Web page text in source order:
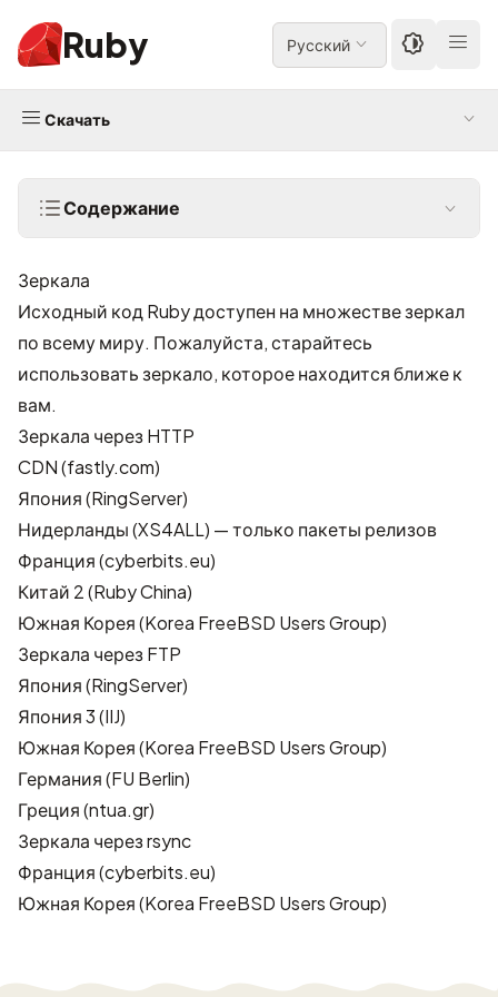
Ruby Русский
Скачать
Содержание
Зеркала
Исходный код Ruby доступен на множестве зеркал
по всему миру. Пожалуйста, старайтесь
использовать зеркало, которое находится ближе к
вам.
Зеркала через HTTP
CDN(fastly.com)
Япония(RingServer)
Нидерланды(XS4ALL) — только пакеты релизов
Франция(cyberbits.eu)
Китай 2(Ruby China)
Южная Корея(Korea FreeBSD Users Group)
Зеркала через FTP
Япония(RingServer)
Япония 3(IIJ)
Южная Корея(Korea FreeBSD Users Group)
Германия(FU Berlin)
Греция(ntua.gr)
Зеркала через rsync
Франция(cyberbits.eu)
Южная Корея(Korea FreeBSD Users Group)